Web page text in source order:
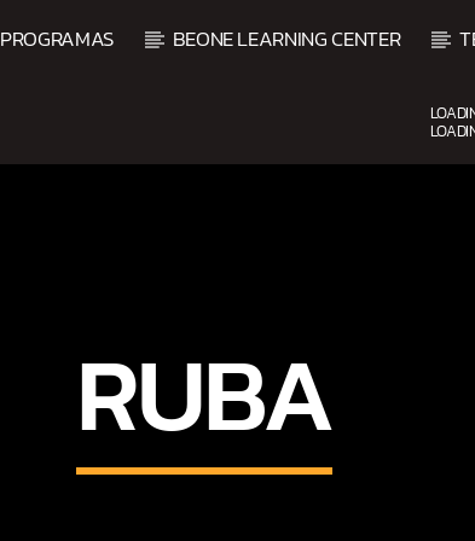
PROGRAMAS BEONE LEARNING CENTER
RUBA